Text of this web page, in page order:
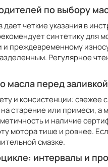
по выбору
четкие указания в
синтетику для
и преждевременному
Регулярное
масла перед заливкой
и консистенции:
на старение или
и наличие
мотора тише и ровнее.
смазке.
интервалы и